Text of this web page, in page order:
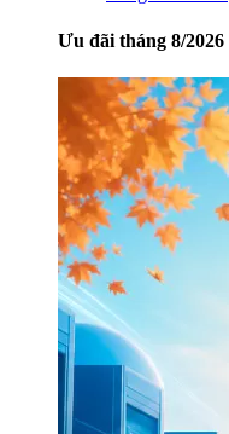
Ưu đãi tháng 8/2026